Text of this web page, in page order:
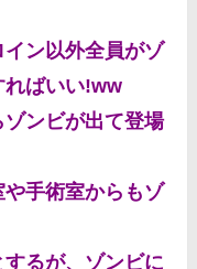
ン以外全員がゾ
ればいい!ww
ンビが出て登場
手術室からもゾ
るが、ゾンビに